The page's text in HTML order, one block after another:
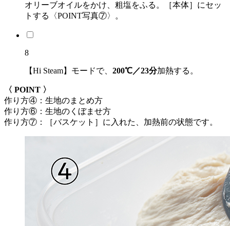
オリーブオイルをかけ、粗塩をふる。［本体］にセッ
トする〈POINT写真⑦〉。
8
【Hi Steam】モードで、 200℃／23分加熱する。
〈 POINT 〉
作り方④：生地のまとめ方
作り方⑥：生地のくぼませ方
作り方⑦：［バスケット］に入れた、加熱前の状態です。